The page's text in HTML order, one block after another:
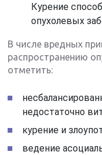
Курение
опухолевых
В числе вредных
распространению
отметить:
недостаточно
курение и
ведение